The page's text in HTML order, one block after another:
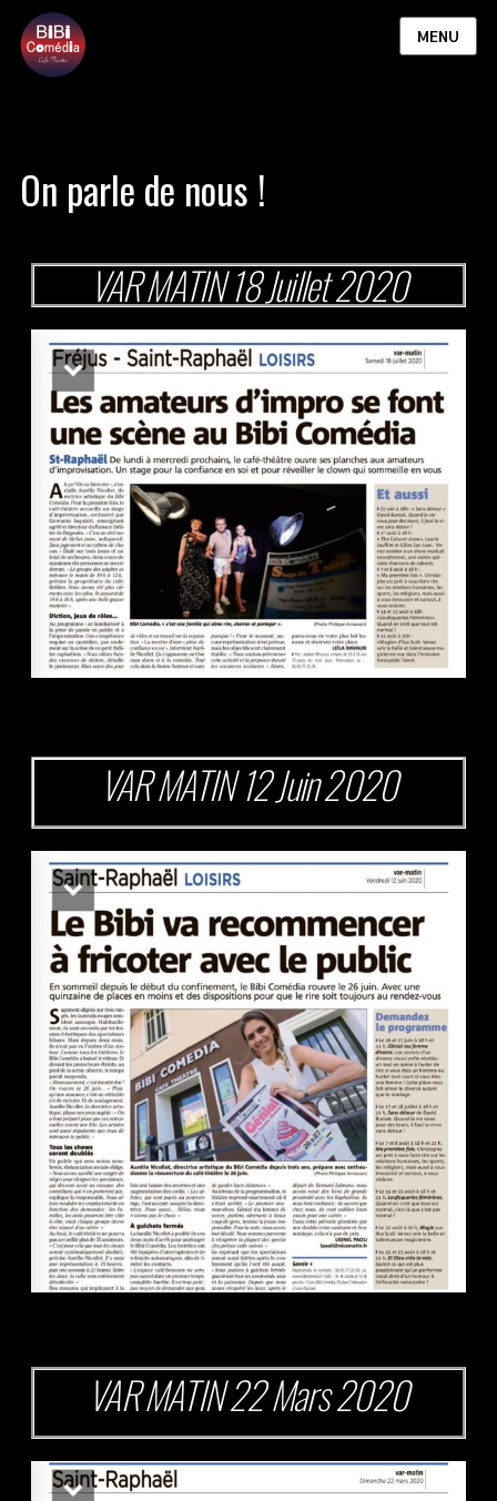
MENU
On parle de nous !
VAR MATIN 18 Juillet 2020
VAR MATIN 12 Juin 2020
VAR MATIN 22 Mars 2020